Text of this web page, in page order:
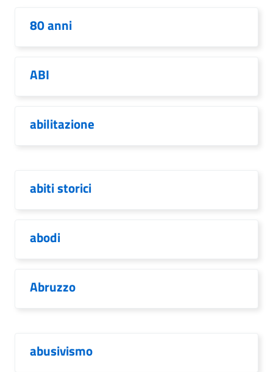
80 anni
ABI
abilitazione
abiti storici
abodi
Abruzzo
abusivismo